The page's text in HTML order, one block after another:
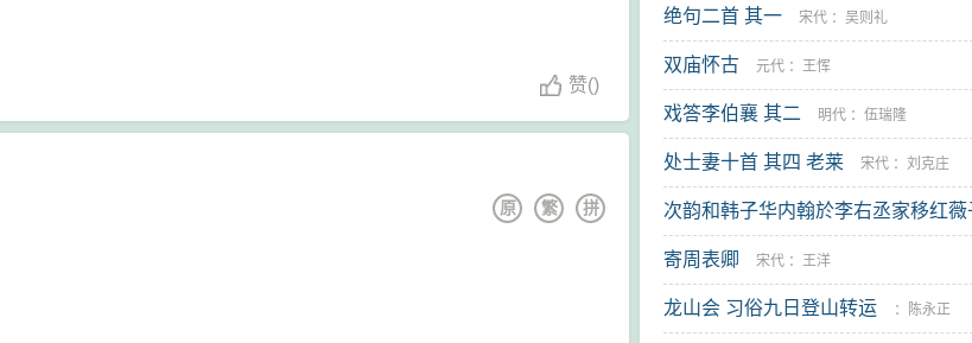
赞()
拼
繁
原
绝句二首 其一 宋代 ： 吴则礼
双庙怀古 元代 ： 王恽
戏答李伯襄 其二 明代 ： 伍瑞隆
处士妻十首 其四 老莱 宋代 ： 刘克庄
次韵和韩子华内翰於李右丞家移红薇
学士 宋代 ：梅尧臣
寄周表卿 宋代 ： 王洋
龙山会 习俗九日登山转运 ： 陈永正